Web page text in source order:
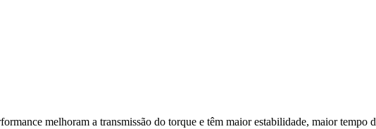
melhoram a transmissão do torque e têm maior estabilidade, maior tempo